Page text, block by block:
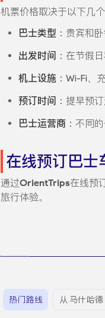
机票价格取决于以下几个
巴士类型 ：贵宾和
出发时间 ：在节假
机上设施 ：Wi-Fi、
预订时间 ：提早预
巴士运营商 ：不同
在线预订巴士
通过OrientTrips在线预
旅行体验。
热门路线 从 马什哈